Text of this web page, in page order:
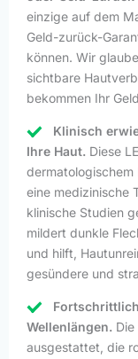
einzige auf dem
Geld-zurück-
können. Wir
sichtbare
bekommen Ihr
Klinisch
Ihre Haut. Diese
eine medizinische
klinische Studien
mildert dunkle
und hilft,
gesündere und
Wellenlängen.
ausgestattet, die